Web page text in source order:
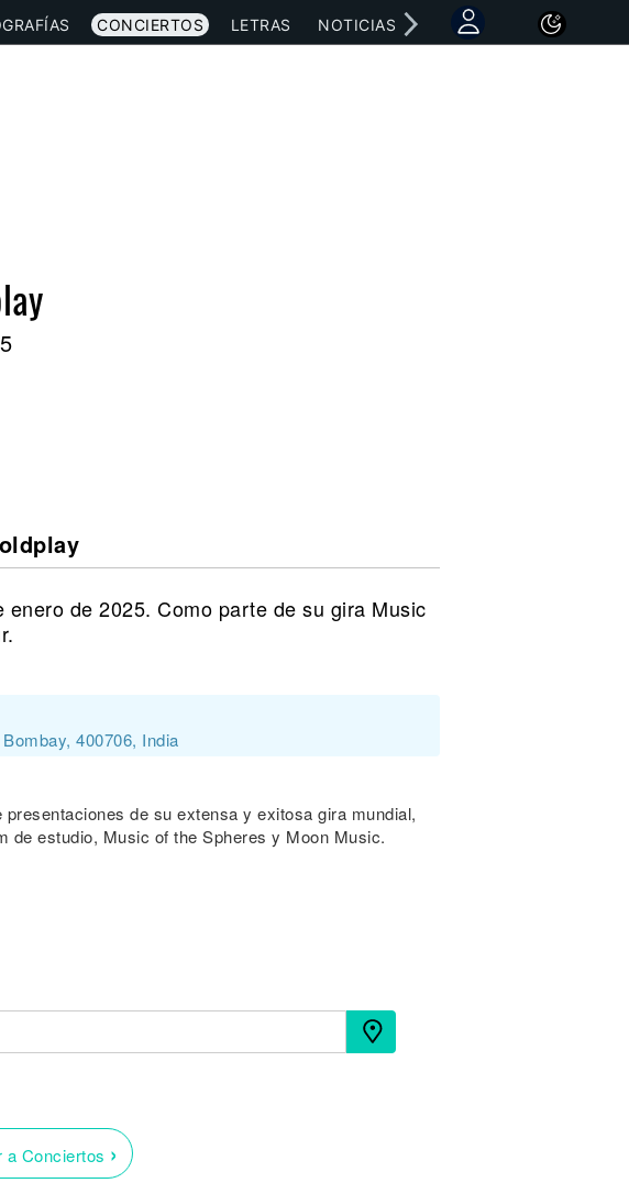
CONCIERTOS LETRAS NOTICIAS
de 2025. Como parte de su gira Music
400706, India
de su extensa y exitosa gira mundial,
de estudio, Music of the Spheres y Moon Music.
a Conciertos ›